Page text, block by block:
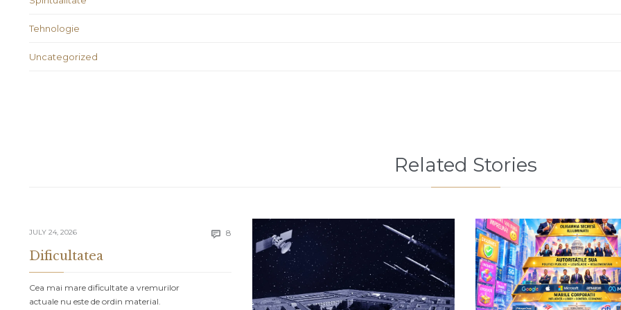
Tehnologie
Uncategorized
Related Stories
JULY 24, 2026  8 Comments
Dificultatea
Cea mai mare dificultate a vremurilor
actuale nu este de ordin material.